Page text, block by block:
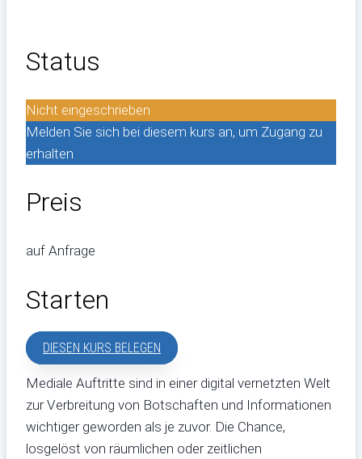
Status
Nicht eingeschrieben
Melden Sie sich bei diesem kurs an, um Zugang zu
erhalten
Preis
auf Anfrage
Starten
DIESEN KURS BELEGEN
Mediale Auftritte sind in einer digital vernetzten Welt
zur Verbreitung von Botschaften und Informationen
wichtiger geworden als je zuvor. Die Chance,
losgelöst von räumlichen oder zeitlichen